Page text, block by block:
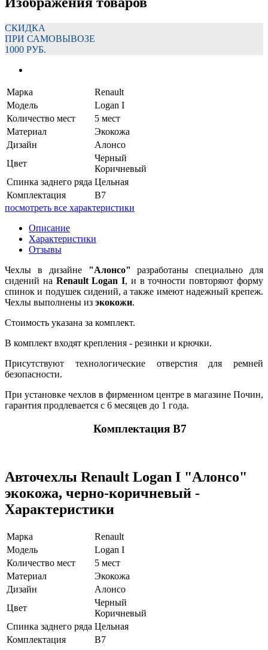
СКИДКА
ПРИ САМОВЫВОЗЕ
1000 РУБ.
Марка
Renault
Модель
Logan I
Количество мест
5 мест
Материал
Экокожа
Дизайн
Алонсо
Цвет
Черный
Коричневый
Спинка заднего ряда Цельная
Комплектация
В7
посмотреть все характеристики
Описание
Характеристики
Отзывы
Чехлы в дизайне "Алонсо" разработаны специально для
сидений на Renault Logan I, и в точности повторяют форму
спинок и подушек сидений, а также имеют надежный крепеж.
Чехлы выполнены из экокожи.
Стоимость указана за комплект.
В комплект входят крепления - резинки и крючки.
Присутствуют технологические отверстия для ремней
безопасности.
При установке чехлов в фирменном центре в магазине Почин,
гарантия продлевается с 6 месяцев до 1 года.
Комплектация В7
Авточехлы Renault Logan I "Алонсо"
экокожа, черно-коричневый -
Характеристики
Марка
Renault
Модель
Logan I
Количество мест
5 мест
Материал
Экокожа
Дизайн
Алонсо
Цвет
Черный
Коричневый
Спинка заднего ряда Цельная
Комплектация
В7